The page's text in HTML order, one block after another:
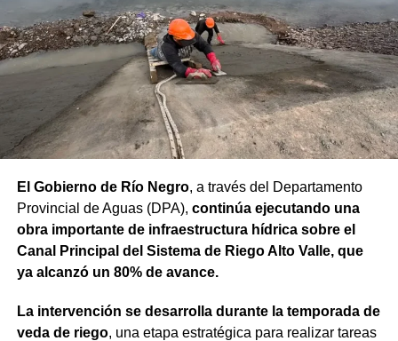
El Gobierno de Río Negro, a través del Departamento
Provincial de Aguas (DPA), continúa ejecutando una
obra importante de infraestructura hídrica sobre el
Canal Principal del Sistema de Riego Alto Valle, que
ya alcanzó un 80% de avance.
La intervención se desarrolla durante la temporada de
veda de riego, una etapa estratégica para realizar tareas